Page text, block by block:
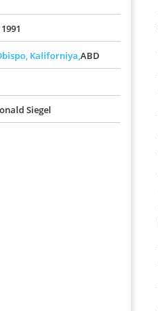
1991
Kaliforniya, ABD
Siegel